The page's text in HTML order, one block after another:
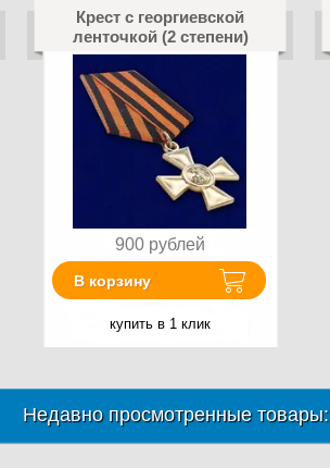
Крест с георгиевской
ленточкой (2 степени)
900 рублей
В корзину
купить в 1 клик
Недавно просмотренные товары: